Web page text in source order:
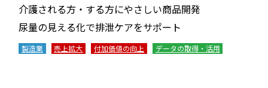
介護される方・する方にやさしい商品開発
尿量の見える化で排泄ケアをサポート
製造業 売上拡大 付加価値の向上 データの取得・活用